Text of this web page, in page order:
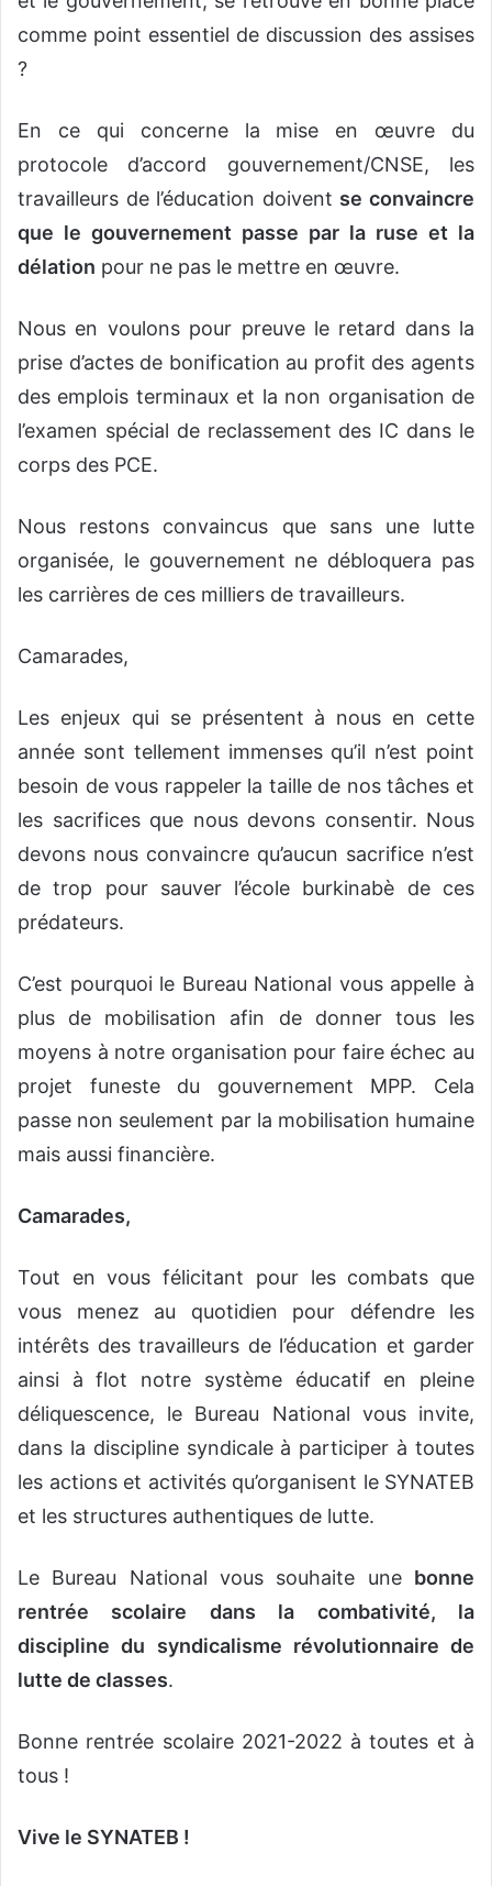
comme point essentiel de discussion des assises
?
En ce qui concerne la mise en œuvre du
protocole d’accord gouvernement/CNSE, les
travailleurs de l’éducation doivent se convaincre
que le gouvernement passe par la ruse et la
délation pour ne pas le mettre en œuvre.
Nous en voulons pour preuve le retard dans la
prise d’actes de bonification au profit des agents
des emplois terminaux et la non organisation de
l’examen spécial de reclassement des IC dans le
corps des PCE.
Nous restons convaincus que sans une lutte
organisée, le gouvernement ne débloquera pas
les carrières de ces milliers de travailleurs.
Camarades,
Les enjeux qui se présentent à nous en cette
année sont tellement immenses qu’il n’est point
besoin de vous rappeler la taille de nos tâches et
les sacrifices que nous devons consentir. Nous
devons nous convaincre qu’aucun sacrifice n’est
de trop pour sauver l’école burkinabè de ces
prédateurs.
C’est pourquoi le Bureau National vous appelle à
plus de mobilisation afin de donner tous les
moyens à notre organisation pour faire échec au
projet funeste du gouvernement MPP. Cela
passe non seulement par la mobilisation humaine
mais aussi financière.
Camarades,
Tout en vous félicitant pour les combats que
vous menez au quotidien pour défendre les
intérêts des travailleurs de l’éducation et garder
ainsi à flot notre système éducatif en pleine
déliquescence, le Bureau National vous invite,
dans la discipline syndicale à participer à toutes
les actions et activités qu’organisent le SYNATEB
et les structures authentiques de lutte.
Le Bureau National vous souhaite une bonne
rentrée scolaire dans la combativité, la
discipline du syndicalisme révolutionnaire de
lutte de classes.
Bonne rentrée scolaire 2021-2022 à toutes et à
tous !
Vive le SYNATEB !